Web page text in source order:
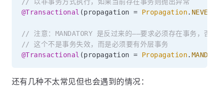
// 以非事务方式执行，如果当前存在事务则抛出异常
@Transactional (propagation = Propagation. NEVER
// 注意：MANDATORY 是反过来的——要求必须存在事务，否
// 这个不是事务失效，而是必须要有外层事务
@Transactional (propagation = Propagation.
还有几种不太常见但也会遇到的情况：